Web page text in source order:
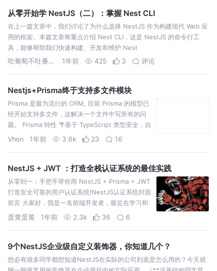
从零开始学 NestJS（二）：掌握 Nest CLI
在上一篇文章中，我们讨论了为什么选择 NestJS 作为构建现代 Web 应
用的框架。本篇文章将重点介绍 Nest CLI，这是 NestJS 的命令行工
具，能够帮助我们快速构建、开发和维护 Nest
吃葡萄不吐番茄皮 1年前 425 3 评论
Nestjs+Prisma终于支持多文件模块
Prisma 是最为流行的 ORM, 目前 Prisma 的模型已
经开始支持多文件，这解决一个文件中写所有的问
题。 Prisma 特性 🌴基于 TypeScript 类型安全，自
动生成操作数据 API
Vhen 1年前 3.6k 23 16
NestJS + JWT ：打造全栈认证系统的最佳实践
从零到一：手把手带你用 NestJS + Prisma + JWT
打造安全可靠的用户认证系统!NestJS认证系统封面
前言 大家好，我是一名前端开发者，最近在学习和
实践后端开发，用 NestJS
蛋黄蛋黄 1年前 2.3k 36 6
9个NestJS企业级自定义装饰器，你知道几个？
想必有很多同学都想知道NestJS在实际的公司到底是怎么用的？今天就